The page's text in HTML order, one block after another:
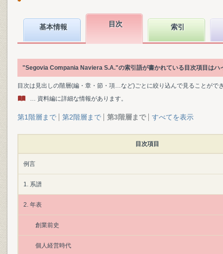
基本情報 目次 索引
"Segovia Compania Naviera S.A."の索引語が書かれている目次項目はハ
目次は見出しの階層(編・章・節・項…など)ごとに絞り込んで見ることがで
… 資料編に詳細な情報があります。
第1階層まで 第2階層まで 第3階層まで すべてを表示
目次項目
例言
1. 系譜
2. 年表
創業前史
個人経営時代